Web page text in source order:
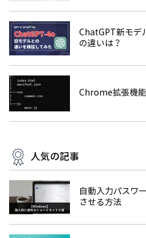
ChatGPT新モデ
の違いは？
Chrome拡張機
人気の記事
自動入力パス
させる方法